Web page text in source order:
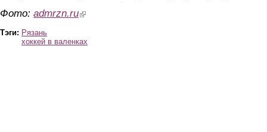
Фото: admrzn.ru(link is external)
Тэги: Рязань
хоккей в валенках